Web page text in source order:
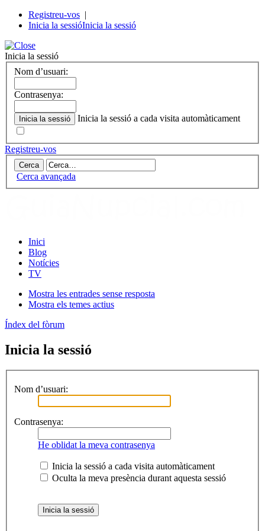
Registreu-vos |
Inicia la sessióInicia la sessió
Inicia la sessió
Nom d’usuari:
Contrasenya:
Inicia la sessió a cada visita automàticament
Registreu-vos
Cerca avançada
Inici
Blog
Notícies
TV
Mostra les entrades sense resposta
Mostra els temes actius
Índex del fòrum
Inicia la sessió
Nom d’usuari:
Contrasenya:
He oblidat la meva contrasenya
Inicia la sessió a cada visita automàticament
Oculta la meva presència durant aquesta sessió